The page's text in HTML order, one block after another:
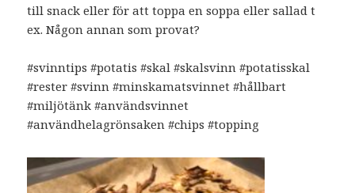
till snack eller för att toppa en soppa eller sallad t
ex. Någon annan som provat?
#svinntips #potatis #skal #skalsvinn #potatisskal
#rester #svinn #minskamatsvinnet #hållbart
#miljötänk #användsvinnet
#användhelagrönsaken #chips #topping